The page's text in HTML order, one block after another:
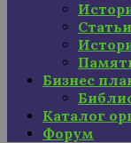
Бизнес
Каталог
Форум